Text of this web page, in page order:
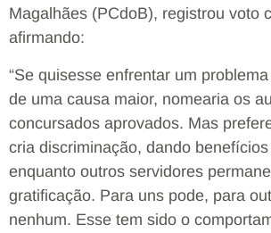
Magalhães (PCdoB), registrou voto
afirmando:
“Se quisesse enfrentar um
de uma causa maior, nomearia os
concursados aprovados. Mas
cria discriminação, dando
enquanto outros servidores
gratificação. Para uns pode, para
nenhum. Esse tem sido o